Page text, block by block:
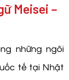
Meisei –
những ngôi
tế tại Nhật